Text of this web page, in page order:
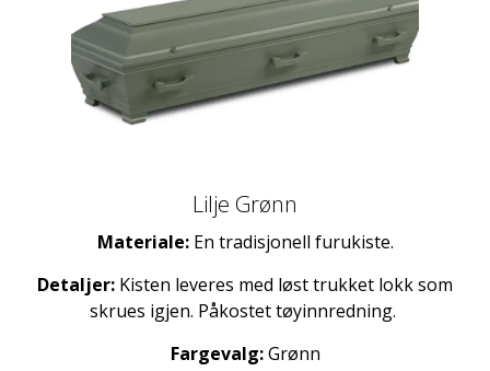
Lilje Grønn
Materiale:En tradisjonell furukiste.
Detaljer: Kisten leveres med løst trukket lokk som
skrues igjen. Påkostet tøyinnredning.
Fargevalg:Grønn